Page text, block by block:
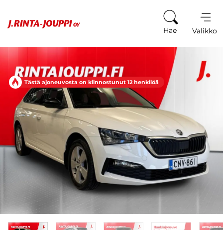
Hae Valikko
Tästä ajoneuvosta on kiinnostunut 12 henkilöä